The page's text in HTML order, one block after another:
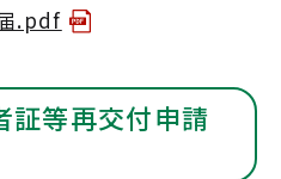
.pdf
証等再交付申請